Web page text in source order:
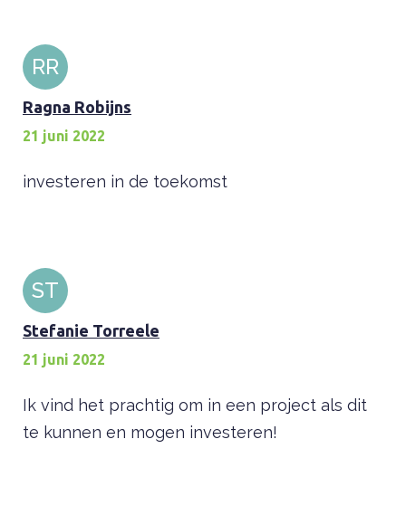
RR
Ragna Robijns
21 juni 2022
investeren in de toekomst
ST
Stefanie Torreele
21 juni 2022
Ik vind het prachtig om in een project als dit
te kunnen en mogen investeren!